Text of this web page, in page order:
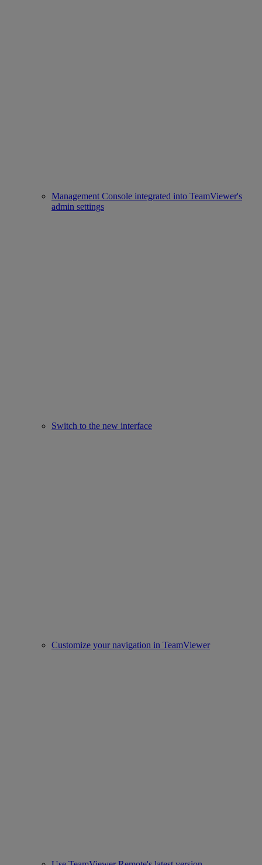
Management Console integrated into TeamViewer's
admin settings
Switch to the new interface
Customize your navigation in TeamViewer